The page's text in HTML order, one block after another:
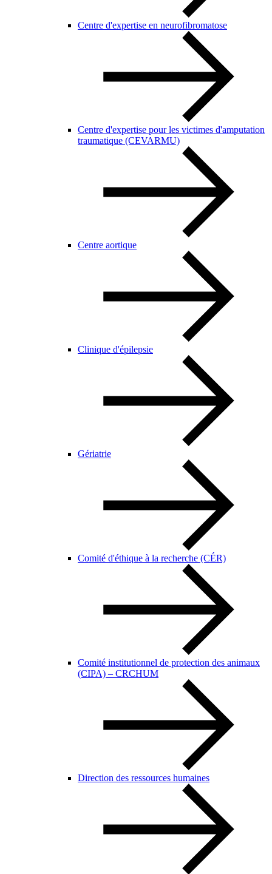
Centre d'expertise en neurofibromatose
Centre d'expertise pour les victimes d'amputation
traumatique (CEVARMU)
Centre aortique
Clinique d'épilepsie
Gériatrie
Comité d'éthique à la recherche (CÉR)
Comité institutionnel de protection des animaux
(CIPA) – CRCHUM
Direction des ressources humaines